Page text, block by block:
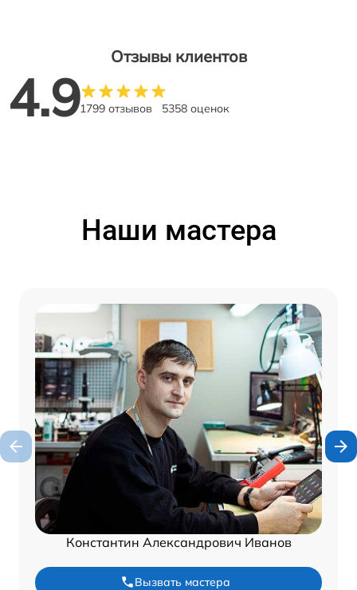
Отзывы клиентов
4.91799 отзывов 5358 оценок
Наши мастера
Константин Александрович Иванов
Вызвать мастера